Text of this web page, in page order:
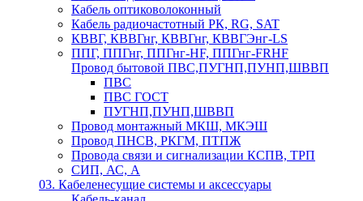
Кабель оптиковолоконный
Кабель радиочастотный РК, RG, SAT
КВВГ, КВВГнг, КВВГнг, КВВГЭнг-LS
ППГ, ППГнг, ППГнг-HF, ППГнг-FRHF
Провод бытовой ПВС,ПУГНП,ПУНП,ШВВП
ПВС
ПВС ГОСТ
ПУГНП,ПУНП,ШВВП
Провод монтажный МКШ, МКЭШ
Провод ПНСВ, РКГМ, ПТПЖ
Провода связи и сигнализации КСПВ, ТРП
СИП, АС, А
03. Кабеленесущие системы и аксессуары